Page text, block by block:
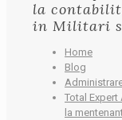
la
in Militari
Home
Blog
Total
la